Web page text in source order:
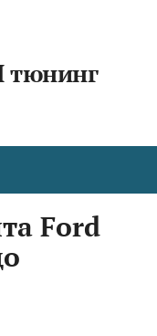
тюнинг
Ford